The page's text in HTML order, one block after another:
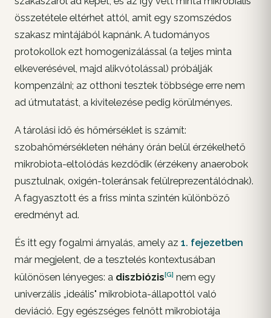
összetétele eltérhet attól, amit egy szomszédos
szakasz mintájából kapnánk. A tudományos
protokollok ezt homogenizálással (a teljes minta
elkeverésével, majd alikvótolással) próbálják
kompenzálni; az otthoni tesztek többsége erre nem
ad útmutatást, a kivitelezése pedig körülményes.
A tárolási idő és hőmérséklet is számít:
szobahőmérsékleten néhány órán belül érzékelhető
mikrobiota-eltolódás kezdődik (érzékeny anaerobok
pusztulnak, oxigén-toleránsak felülreprezentálódnak).
A fagyasztott és a friss minta szintén különböző
eredményt ad.
És itt egy fogalmi árnyalás, amely az 1. fejezetben
már megjelent, de a tesztelés kontextusában
különösen lényeges: a diszbiózis[G] nem egy
univerzális „ideális" mikrobiota-állapottól való
deviáció. Egy egészséges felnőtt mikrobiotája